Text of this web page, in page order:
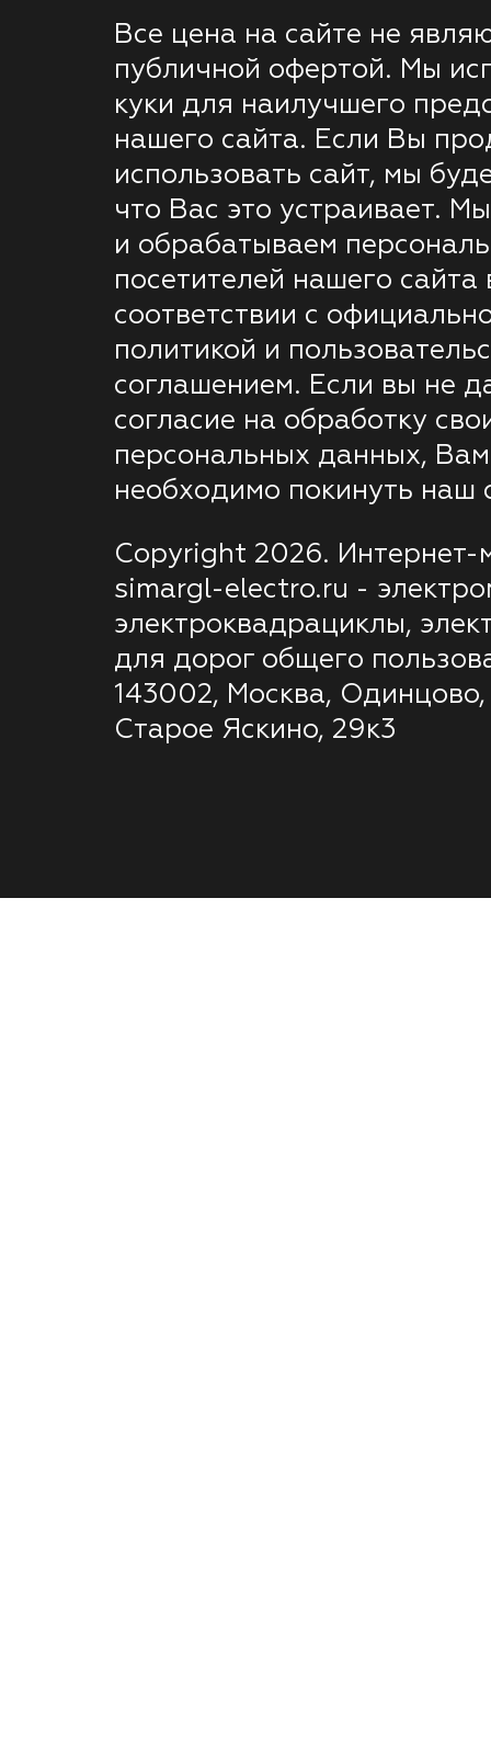
Все цена на сайте не
публичной офертой. Мы
куки для наилучшего
нашего сайта. Если Вы
использовать сайт, мы
что Вас это устраивает.
и обрабатываем
посетителей нашего сайта
соответствии с
политикой и
соглашением. Если вы не
согласие на обработку
персональных данных, Вам
необходимо покинуть наш
Copyright 2026. Интернет-
simargl-electro.ru -
электроквадрациклы,
для дорог общего
143002, Москва, Одинцово,
Старое Яскино, 29к3